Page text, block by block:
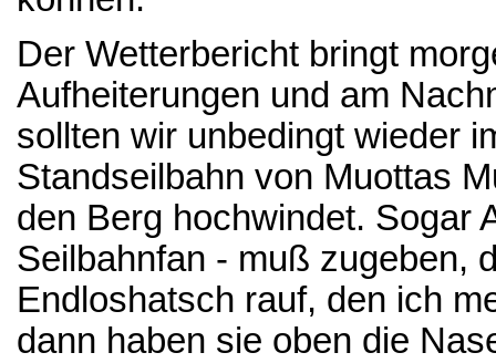
Der Wetterbericht bringt
Aufheiterungen und am
sollten wir unbedingt wieder
Standseilbahn von Muottas
den Berg hochwindet. Sogar
Seilbahnfan - muß zugeben,
Endloshatsch rauf, den ich
dann haben sie oben die